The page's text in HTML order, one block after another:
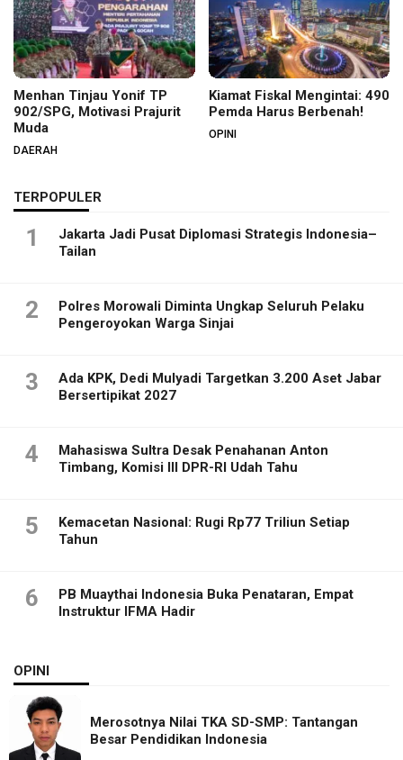
Menhan Tinjau Yonif TP
902/SPG, Motivasi Prajurit
Muda
DAERAH
Kiamat Fiskal Mengintai: 490
Pemda Harus Berbenah!
OPINI
TERPOPULER
1
Jakarta Jadi Pusat Diplomasi Strategis Indonesia–
Tailan
2
Polres Morowali Diminta Ungkap Seluruh Pelaku
Pengeroyokan Warga Sinjai
3
Ada KPK, Dedi Mulyadi Targetkan 3.200 Aset Jabar
Bersertipikat 2027
4
Mahasiswa Sultra Desak Penahanan Anton
Timbang, Komisi III DPR-RI Udah Tahu
5
Kemacetan Nasional: Rugi Rp77 Triliun Setiap
Tahun
6
PB Muaythai Indonesia Buka Penataran, Empat
Instruktur IFMA Hadir
OPINI
Merosotnya Nilai TKA SD-SMP: Tantangan
Besar Pendidikan Indonesia